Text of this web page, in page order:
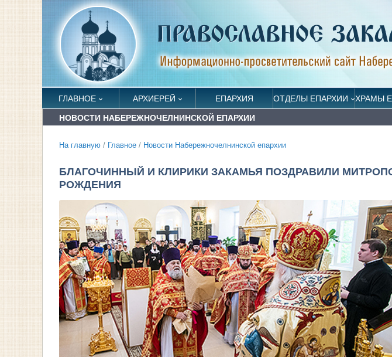
ГЛАВНОЕ АРХИЕРЕЙ ЕПАРХИЯ ОТДЕЛЫ ЕПАРХИИ ХРАМЫ
НОВОСТИ НАБЕРЕЖНОЧЕЛНИНСКОЙ ЕПАРХИИ
На главную / Главное / Новости Набережночелнинской епархии
БЛАГОЧИННЫЙ И КЛИРИКИ ЗАКАМЬЯ ПОЗДРАВИЛИ
РОЖДЕНИЯ